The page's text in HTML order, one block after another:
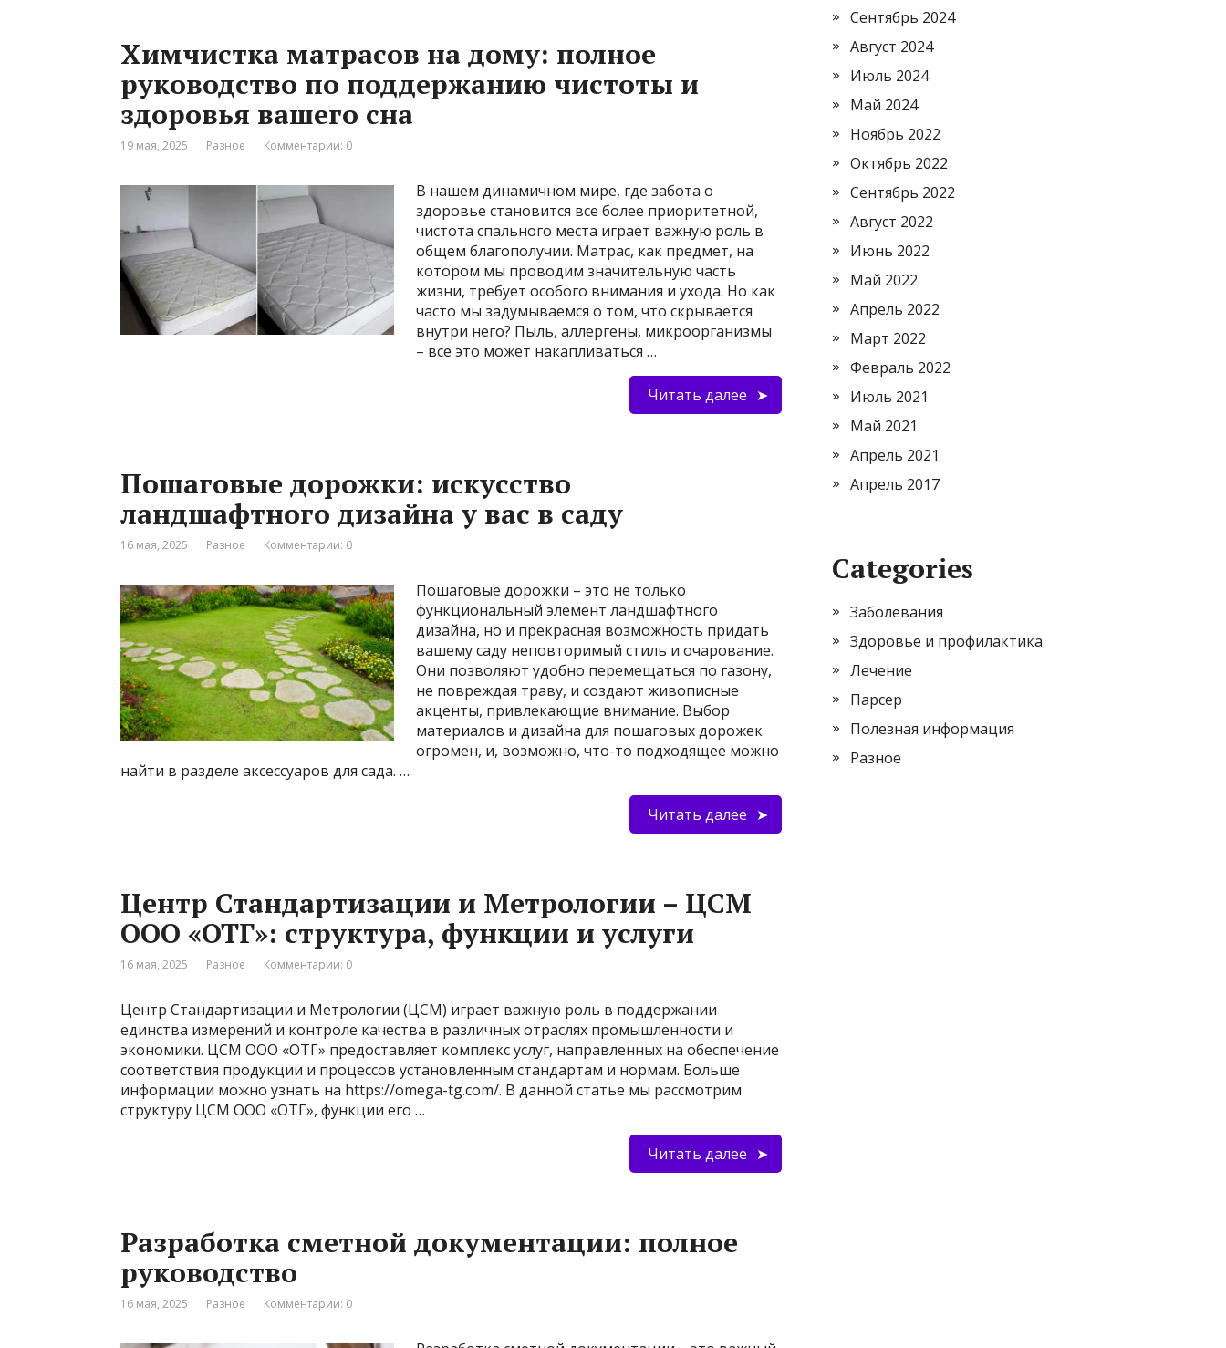
Химчистка матрасов на дому: полное
руководство по поддержанию чистоты и
здоровья вашего сна
19 мая, 2025 Разное Комментарии: 0
В нашем динамичном мире, где забота о
здоровье становится все более приоритетной,
чистота спального места играет важную роль в
общем благополучии. Матрас, как предмет, на
котором мы проводим значительную часть
жизни, требует особого внимания и ухода. Но как
часто мы задумываемся о том, что скрывается
внутри него? Пыль, аллергены, микроорганизмы
– все это может накапливаться …
Читать далее
Пошаговые дорожки: искусство
ландшафтного дизайна у вас в саду
16 мая, 2025 Разное Комментарии: 0
Пошаговые дорожки – это не только
функциональный элемент ландшафтного
дизайна, но и прекрасная возможность придать
вашему саду неповторимый стиль и очарование.
Они позволяют удобно перемещаться по газону,
не повреждая траву, и создают живописные
акценты, привлекающие внимание. Выбор
материалов и дизайна для пошаговых дорожек
огромен, и, возможно, что-то подходящее можно
найти в разделе аксессуаров для сада. …
Читать далее
Центр Стандартизации и Метрологии – ЦСМ
ООО «ОТГ»: структура, функции и услуги
16 мая, 2025 Разное Комментарии: 0
Центр Стандартизации и Метрологии (ЦСМ) играет важную роль в поддержании
единства измерений и контроле качества в различных отраслях промышленности и
экономики. ЦСМ ООО «ОТГ» предоставляет комплекс услуг, направленных на обеспечение
соответствия продукции и процессов установленным стандартам и нормам. Больше
информации можно узнать на https://omega-tg.com/. В данной статье мы рассмотрим
структуру ЦСМ ООО «ОТГ», функции его …
Читать далее
Разработка сметной документации: полное
руководство
16 мая, 2025 Разное Комментарии: 0
Сентябрь 2024
Август 2024
Июль 2024
Май 2024
Ноябрь 2022
Октябрь 2022
Сентябрь 2022
Август 2022
Июнь 2022
Май 2022
Апрель 2022
Март 2022
Февраль 2022
Июль 2021
Май 2021
Апрель 2021
Апрель 2017
Categories
Заболевания
Здоровье и профилактика
Лечение
Парсер
Полезная информация
Разное